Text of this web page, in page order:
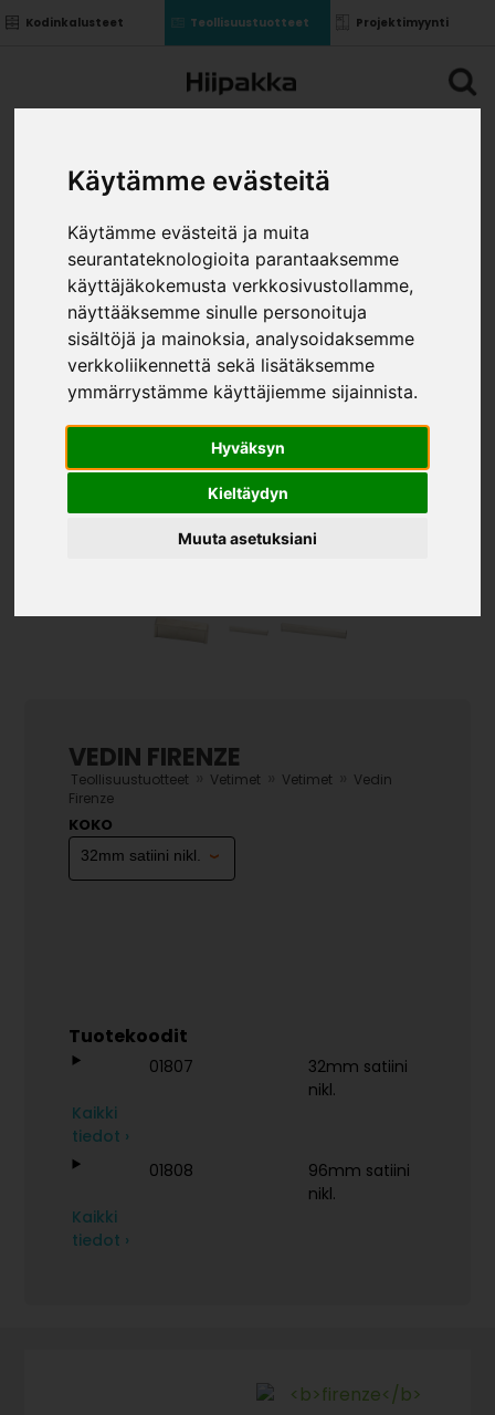
Käytämme evästeitä
Käytämme evästeitä ja muita
seurantateknologioita parantaaksemme
käyttäjäkokemusta verkkosivustollamme,
näyttääksemme sinulle personoituja
sisältöjä ja mainoksia, analysoidaksemme
verkkoliikennettä sekä lisätäksemme
ymmärrystämme käyttäjiemme sijainnista.
Hyväksyn
Kieltäydyn
Muuta asetuksiani
Kodinkalusteet Teollisuustuotteet Projektimyynti
VEDIN FIRENZE
Teollisuustuotteet Vetimet Vetimet
Vedin
Firenze
KOKO
Tuotekoodit
01807
32mm satiini
nikl.
Kaikki
tiedot ›
01808
96mm satiini
nikl.
Kaikki
tiedot ›